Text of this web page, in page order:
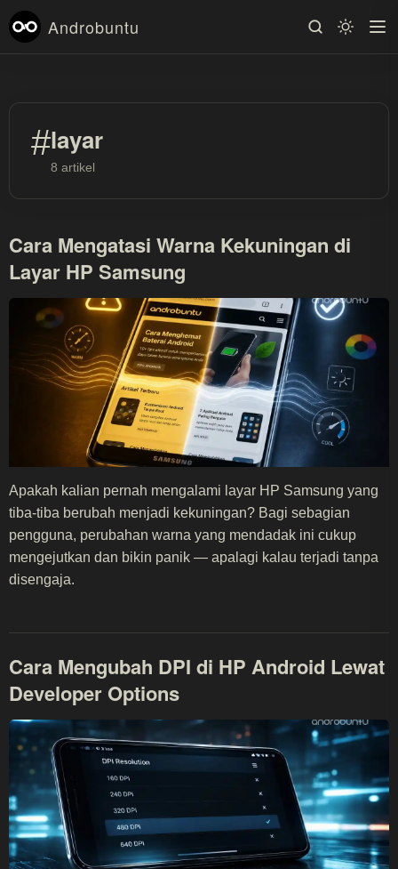
Androbuntu
#layar
8 artikel
Cara Mengatasi Warna Kekuningan di
Layar HP Samsung
Apakah kalian pernah mengalami layar HP Samsung yang
tiba-tiba berubah menjadi kekuningan? Bagi sebagian
pengguna, perubahan warna yang mendadak ini cukup
mengejutkan dan bikin panik — apalagi kalau terjadi tanpa
disengaja.
Cara Mengubah DPI di HP Android Lewat
Developer Options